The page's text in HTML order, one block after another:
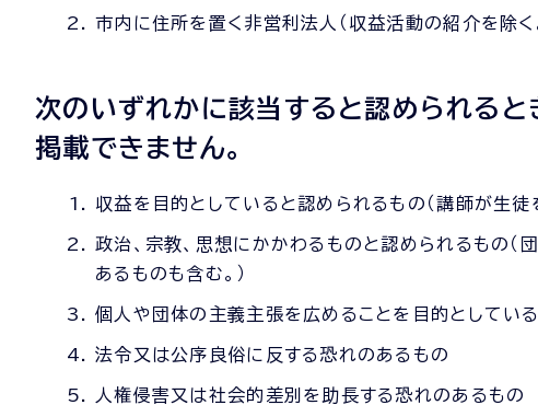
市内に住所を置く非営利法人（収益活動の紹介を除く
次のいずれかに該当すると認められると
掲載できません。
収益を目的としていると認められるもの（講師が生徒
政治、宗教、思想にかかわるものと認められるもの
あるものも含む。）
個人や団体の主義主張を広めることを目的としてい
法令又は公序良俗に反する恐れのあるもの
人権侵害又は社会的差別を助長する恐れのあるもの